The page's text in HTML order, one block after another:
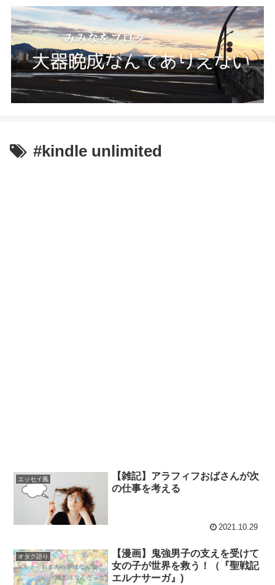
#kindle unlimited
エッセイ風
【雑記】アラフィフおばさんが次
の仕事を考える
2021.10.29
オタク語り
【漫画】鬼強男子の支えを受けて
女の子が世界を救う！（『聖戦記
エルナサーガ』)